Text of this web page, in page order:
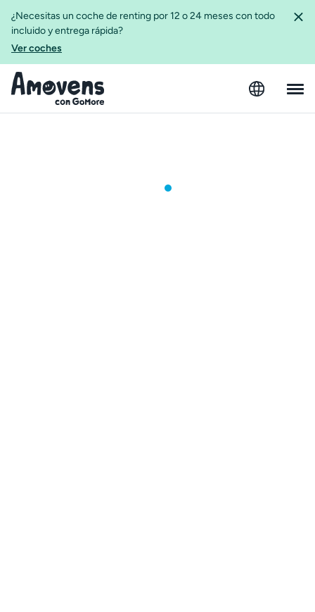
¿Necesitas un coche de renting por 12 o 24 meses con todo
incluido y entrega rápida?
Ver coches